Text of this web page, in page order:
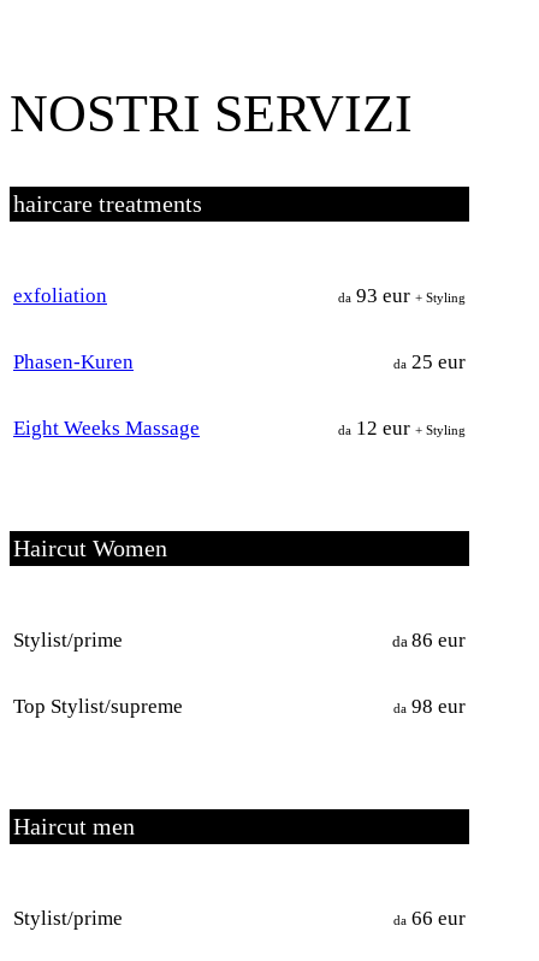
NOSTRI SERVIZI
haircare treatments
exfoliation
Phasen-Kuren
Eight Weeks Massage
da 93 eur + Styling
da 25 eur
da 12 eur + Styling
Haircut Women
Stylist/prime
Top Stylist/supreme
da 86 eur
da 98 eur
Haircut men
Stylist/prime da 66 eur